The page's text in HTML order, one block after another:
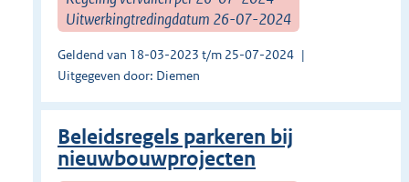
Uitwerkingtredingdatum 26-07-2024
Geldend van 18-03-2023 t/m 25-07-2024
Uitgegeven door: Diemen
Beleidsregels parkeren bij
nieuwbouwprojecten